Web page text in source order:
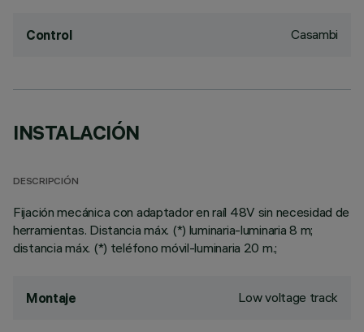
Control Casambi
INSTALACIÓN
DESCRIPCIÓN
Fijación mecánica con adaptador en raíl 48V sin necesidad de
herramientas. Distancia máx. (*) luminaria-luminaria 8 m;
distancia máx. (*) teléfono móvil-luminaria 20 m.;
Montaje Low voltage track